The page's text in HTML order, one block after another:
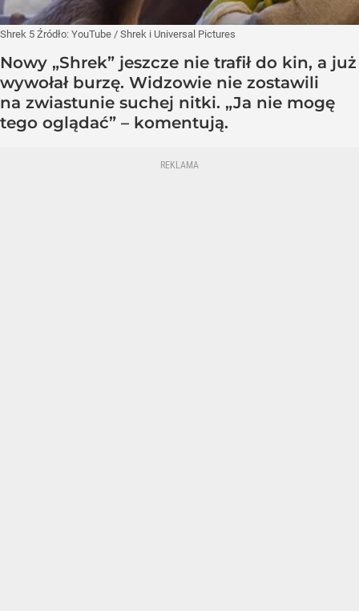
Shrek 5 Źródło: YouTube / Shrek i Universal Pictures
Nowy „Shrek” jeszcze nie trafił do kin, a już
wywołał burzę. Widzowie nie zostawili
na zwiastunie suchej nitki. „Ja nie mogę
tego oglądać” – komentują.